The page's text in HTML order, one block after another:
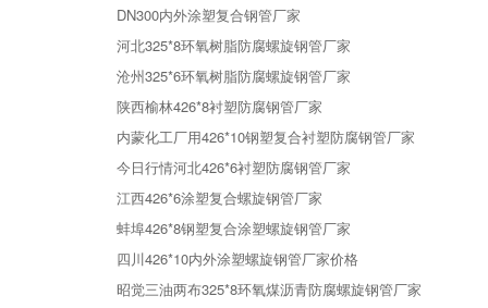
DN300内外涂塑复合钢管厂家
河北325*8环氧树脂防腐螺旋钢管厂家
沧州325*6环氧树脂防腐螺旋钢管厂家
陕西榆林426*8衬塑防腐钢管厂家
内蒙化工厂用426*10钢塑复合衬塑防腐钢管厂家
今日行情河北426*6衬塑防腐钢管厂家
江西426*6涂塑复合螺旋钢管厂家
蚌埠426*8钢塑复合涂塑螺旋钢管厂家
四川426*10内外涂塑螺旋钢管厂家价格
昭觉三油两布325*8环氧煤沥青防腐螺旋钢管厂家